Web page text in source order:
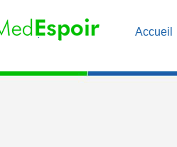
Accueil